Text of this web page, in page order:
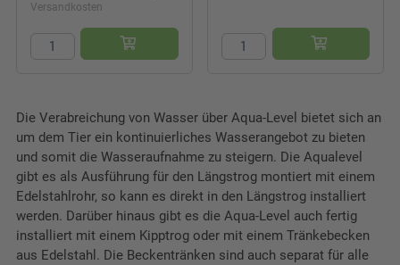
Versandkosten
Die Verabreichung von Wasser über Aqua-Level bietet sich an
um dem Tier ein kontinuierliches Wasserangebot zu bieten
und somit die Wasseraufnahme zu steigern. Die Aqualevel
gibt es als Ausführung für den Längstrog montiert mit einem
Edelstahlrohr, so kann es direkt in den Längstrog installiert
werden. Darüber hinaus gibt es die Aqua-Level auch fertig
installiert mit einem Kipptrog oder mit einem Tränkebecken
aus Edelstahl. Die Beckentränken sind auch separat für alle